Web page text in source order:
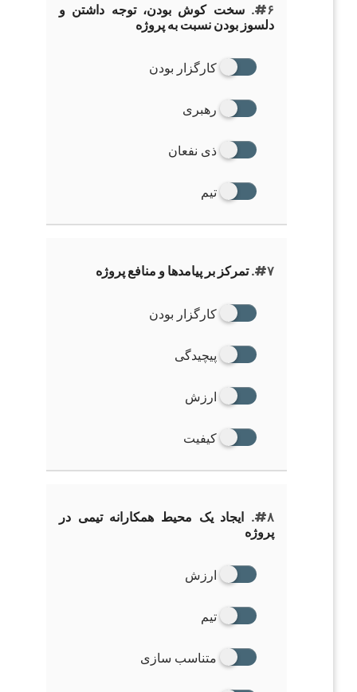
#۶. سخت کوش بودن، توجه داشتن و
دلسوز بودن نسبت به پروژه
کارگزار بودن
رهبری
ذی نفعان
تیم
#۷. تمرکز بر پیامدها و منافع پروژه
کارگزار بودن
پیچیدگی
ارزش
کیفیت
#۸.
ایجاد یک محیط همکارانه تیمی در
پروژه
ارزش
تیم
متناسب سازی